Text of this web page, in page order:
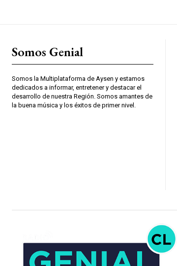
Somos Genial
Somos la Multiplataforma de Aysen y estamos
dedicados a informar, entretener y destacar el
desarrollo de nuestra Región. Somos amantes de
la buena música y los éxitos de primer nivel.